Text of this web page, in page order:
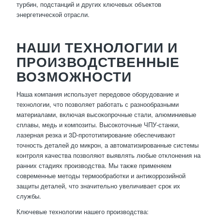
турбин, подстанций и других ключевых объектов
энергетической отрасли.
НАШИ ТЕХНОЛОГИИ И
ПРОИЗВОДСТВЕННЫЕ
ВОЗМОЖНОСТИ
Наша компания использует передовое оборудование и
технологии, что позволяет работать с разнообразными
материалами, включая высокопрочные стали, алюминиевые
сплавы, медь и композиты. Высокоточные ЧПУ-станки,
лазерная резка и 3D-прототипирование обеспечивают
точность деталей до микрон, а автоматизированные системы
контроля качества позволяют выявлять любые отклонения на
ранних стадиях производства. Мы также применяем
современные методы термообработки и антикоррозийной
защиты деталей, что значительно увеличивает срок их
службы.
Ключевые технологии нашего производства: